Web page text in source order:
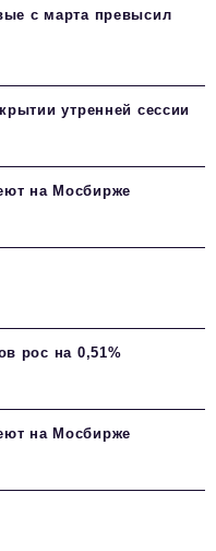
с марта превысил
утренней сессии
на Мосбирже
рос на 0,51%
на Мосбирже